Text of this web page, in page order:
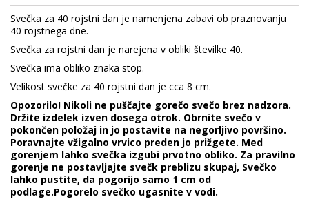
Svečka za 40 rojstni dan je namenjena zabavi ob praznovanju
40 rojstnega dne.
Svečka za rojstni dan je narejena v obliki številke 40.
Svečka ima obliko znaka stop.
Velikost svečke za 40 rojstni dan je cca 8 cm.
Opozorilo! Nikoli ne puščajte gorečo svečo brez nadzora.
Držite izdelek izven dosega otrok. Obrnite svečo v
pokončen položaj in jo postavite na negorljivo površino.
Poravnajte vžigalno vrvico preden jo prižgete. Med
gorenjem lahko svečka izgubi prvotno obliko. Za pravilno
gorenje ne postavljajte svečk preblizu skupaj, Svečko
lahko pustite, da pogorijo samo 1 cm od
podlage.Pogorelo svečko ugasnite v vodi.